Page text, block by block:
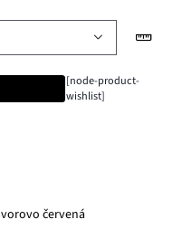
[node-product-
wishlist]
červená